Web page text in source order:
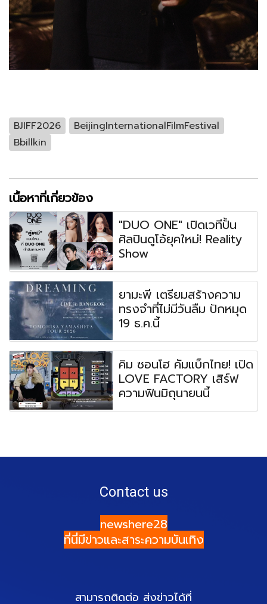
BJIFF2026
BeijingInternationalFilmFestival
Bbillkin
เนื้อหาที่เกี่ยวข้อง
"DUO ONE" เปิดเวทีปั้น
ศิลปินดูโอ้ยุคใหม่! Reality
Show
ยามะพี เตรียมสร้างความ
ทรงจำที่ไม่มีวันลืม ปักหมุด
19 ธ.ค.นี้
คิม ซอนโฮ คัมแบ็กไทย! เปิด
LOVE FACTORY เสิร์ฟ
ความฟินมิถุนายนนี้
Contact us
newshere28
ที่นี่มีข่าวและสาระความบันเทิง
สามารถติดต่อ ส่งข่าวได้ที่